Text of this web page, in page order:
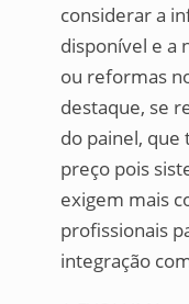
considerar a
disponível e a
ou reformas
destaque, se
do painel,
preço pois
exigem mais
profissionais
integração